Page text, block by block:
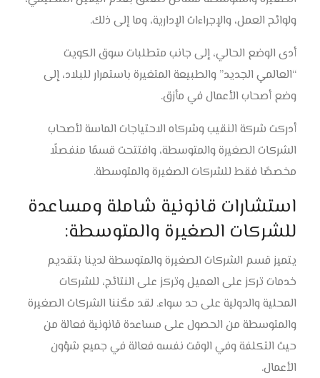
ولوائح العمل، والإجراءات الإدارية، وما إلى ذلك.
أدى الوضع الحالي، إلى جانب متطلبات سوق الكويت
“العالمي الجديد” والطبيعة المتغيرة باستمرار للبلاد، إلى
وضع أصحاب الأعمال في مأزق.
أدركت شركة النقيب وشركاه الاحتياجات الماسة لأصحاب
الشركات الصغيرة والمتوسطة، وافتتحت قسمًا منفصلًا
مخصصًا فقط للشركات الصغيرة والمتوسطة.
استشارات قانونية شاملة ومساعدة
للشركات الصغيرة والمتوسطة:
يتميز قسم الشركات الصغيرة والمتوسطة لدينا بتقديم
خدمات تركز على العميل وتركز على النتائج، للشركات
المحلية والدولية على حد سواء. لقد مكّننا الشركات الصغيرة
والمتوسطة من الحصول على مساعدة قانونية فعالة من
حيث التكلفة وفي الوقت نفسه فعالة في جميع شؤون
الأعمال.